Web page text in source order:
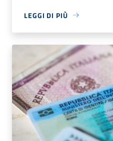
LEGGI DI PIÙ